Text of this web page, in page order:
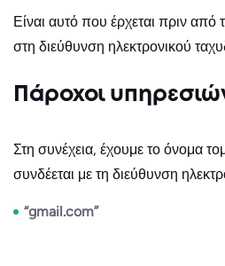
Είναι αυτό που έρχεται πριν
στη διεύθυνση ηλεκτρονικού
Πάροχοι
Στη συνέχεια, έχουμε το όνομα
συνδέεται με τη διεύθυνση
“gmail.com”